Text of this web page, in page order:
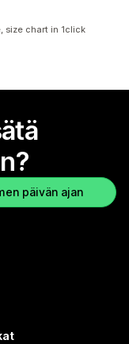
size chart in 1click
päivän ajan